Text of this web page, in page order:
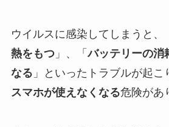
ウイルスに感染してしまうと、
熱をもつ」、「バッテリーの消
なる 」といったトラブルが起こ
スマホが使えなくなる危険があ